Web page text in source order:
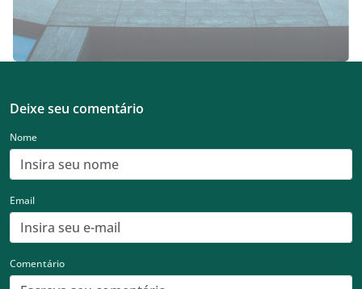
Deixe seu comentário
Nome
Email
Comentário